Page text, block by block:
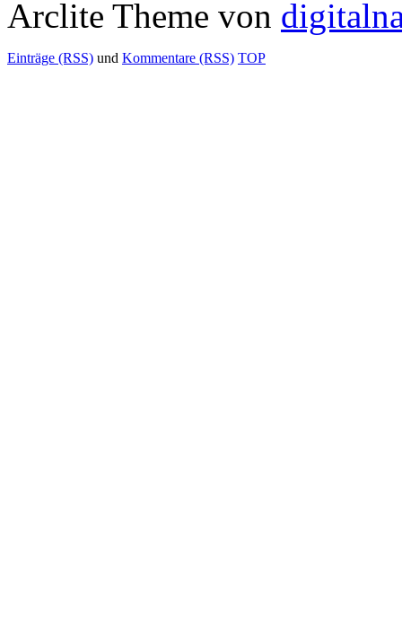
Arclite Theme von
Einträge (RSS) und Kommentare (RSS) TOP